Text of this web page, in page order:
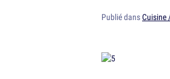
Publié dansCuisine